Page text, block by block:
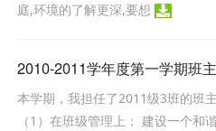
庭,环境的了解更深,要想
2010-2011学年度第一学期班
本学期，我担任了2011级3班的班
（1）在班级管理上： 建设一个和